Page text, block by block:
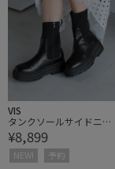
VIS
タンクソールサイドニッ
トブーツ
¥8,899
NEW! 予約